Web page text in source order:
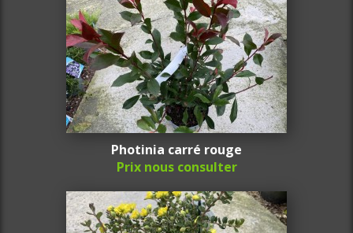
Photinia carré rouge
Prix nous consulter